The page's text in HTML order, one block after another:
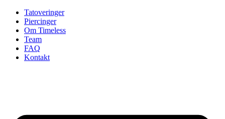
Tatoveringer
Piercinger
Om Timeless
Team
FAQ
Kontakt